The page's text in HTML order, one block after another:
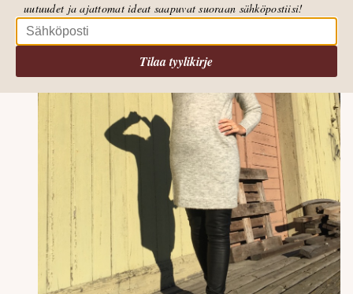
uutuudet ja ajattomat ideat saapuvat suoraan sähköpostiisi!
Tilaa tyylikirje